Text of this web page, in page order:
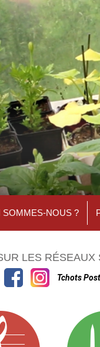
SOMMES-NOUS ?
LES RÉSEAUX
Tchots